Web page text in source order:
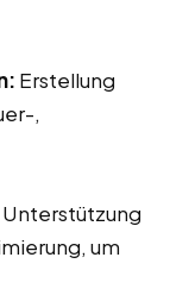
Erstellung
,
Unterstützung
um